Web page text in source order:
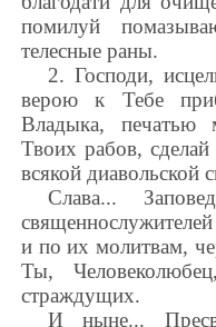
помилуй
телесные раны.
2. Господи,
верою к Тебе
Владыка, печатью
Твоих рабов,
всякой диавольской
Слава...
и по их молитвам,
Ты,
страждущих.
И ныне...